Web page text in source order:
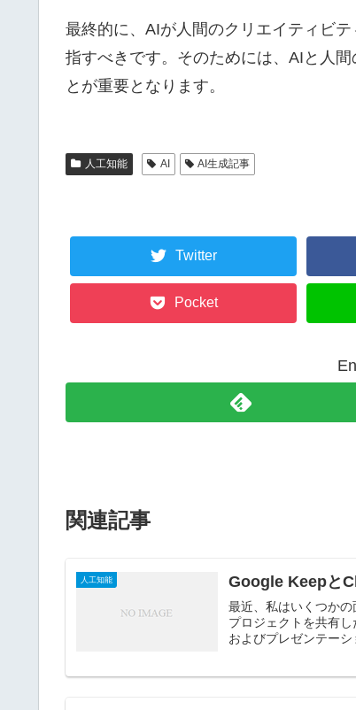
最終的に、AIが人間のクリエイティビ
指すべきです。そのためには、AIと人
とが重要となります。
人工知能 AI AI生成記事
Twitter
Pocket
関連記事
人工知能 Google Keepと
最近、私はいくつか
プロジェクトを共有
およびプレゼンテーシ